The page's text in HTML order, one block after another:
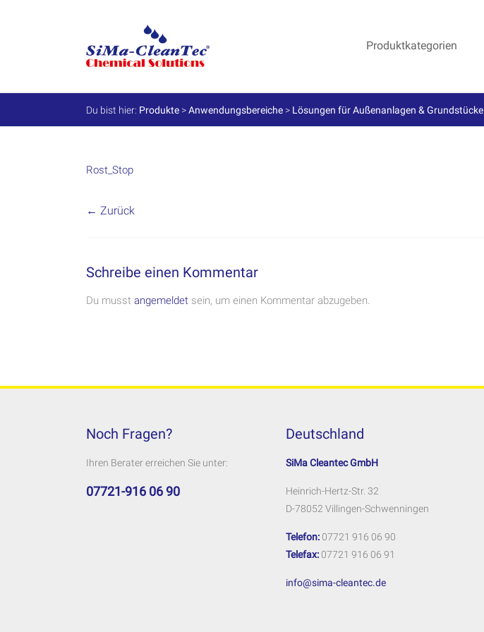
SiMa-
Cleantec
GmbH
Spezialprodukte
und
Produktkategorien
Du bist hier: Produkte >Anwendungsbereiche > Lösungen für Außenanlagen & Grundstücke
Rost_Stop
← Zurück
Schreibe einen Kommentar
Du musst angemeldet sein, um einen Kommentar abzugeben.
Noch Fragen?
Ihren Berater erreichen Sie unter:
07721-916 06 90
Deutschland
SiMa Cleantec GmbH
Heinrich-Hertz-Str. 32
D-78052 Villingen-Schwenningen
Telefon:07721 916 06 90
Telefax:07721 916 06 91
info@sima-cleantec.de